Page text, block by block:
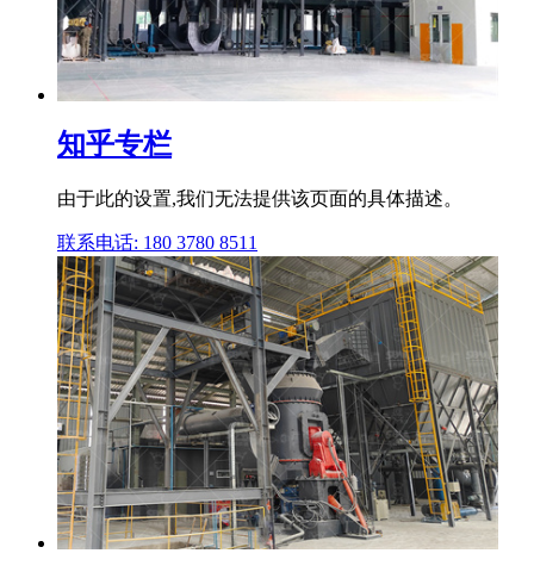
知乎专栏
由于此的设置,我们无法提供该页面的具体描述。
联系电话: 180 3780 8511